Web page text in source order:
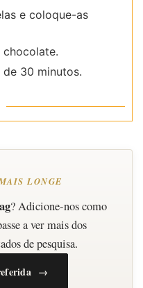
e coloque-as
30 minutos.
LONGE
? Adicione-nos como
a ver mais dos
de pesquisa.
→